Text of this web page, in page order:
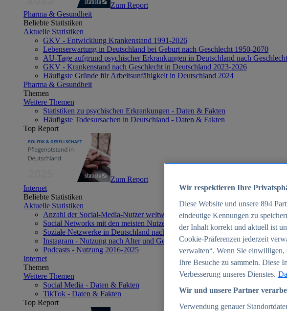
Zum Report
Pharma & Gesundheit
Beliebte Statistiken
Aktuelle Statistiken
GKV - Entwicklung Krankenstand 1991-2026
Lebenserwartung in Deutschland bei Geburt nach Geschlecht 1950-2070
AU-Tage aufgrund psychischer Erkrankungen in Deutschland nach
GKV - Krankenstand nach Geschlecht in Deutschland 2023-2026
Häufigste Gründe für Arbeitsunfähigkeit in Deutschland 2024
Pharma & Gesundheit
Themen
Weitere Themen
Statistiken zu psychischen Erkrankungen - Daten & Fakten
Häufigste Todesursachen in Deutschland - Daten & Fakten
Top Report
Zum Report
Internet
Beliebte Statistiken
Aktuelle Statistiken
Anzahl der Social-Media-Nutzer weltweit 2012-2025
Social Networks mit den meisten Nutzern weltweit 2025
Soziale Netzwerke in Deutschland nach Generationen 2025
Instagram - Nutzung nach Alter und Geschlecht in Deutschland 2025
Podcasts - Nutzung 2016-2025
Internet
Themen
Weitere Themen
Social Media - Daten & Fakten
TikTok - Daten & Fakten
Top Report
Wir respektieren Ihre
Diese Website und unsere 894
eindeutige Kennungen zu
der Inhalt korrekt und aktuell ist
Cookie-Präferenzen jederzeit
verwalten“. Wenn Sie
Ihre Besuche zu sammeln. Diese
Verbesserung unseres Dienstes.
Wir und unsere Partner
Verwendung genauer